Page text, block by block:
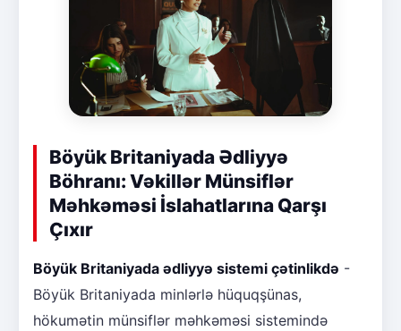
Böyük Britaniyada Ədliyyə
Böhranı: Vəkillər Münsiflər
Məhkəməsi İslahatlarına Qarşı
Çıxır
Böyük Britaniyada ədliyyə sistemi çətinlikdə -
Böyük Britaniyada minlərlə hüquqşünas,
hökumətin münsiflər məhkəməsi sistemində